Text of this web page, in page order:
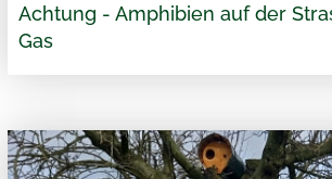
Achtung - Amphibien auf der
Gas